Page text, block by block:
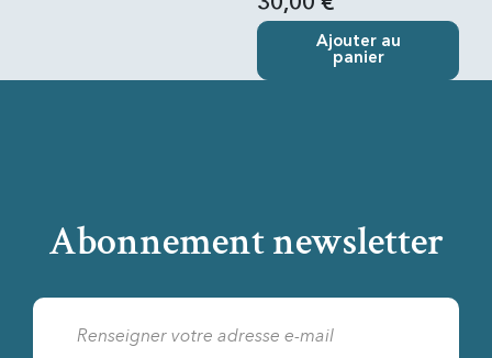
Ajouter au
panier
Abonnement newsletter